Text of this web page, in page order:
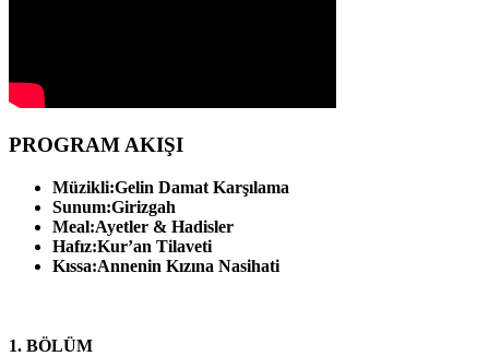
PROGRAM AKIŞI
Müzikli:Gelin Damat Karşılama
Sunum:Girizgah
Meal:Ayetler & Hadisler
Hafız:Kur’an Tilaveti
Kıssa:Annenin Kızına Nasihati
1. BÖLÜM